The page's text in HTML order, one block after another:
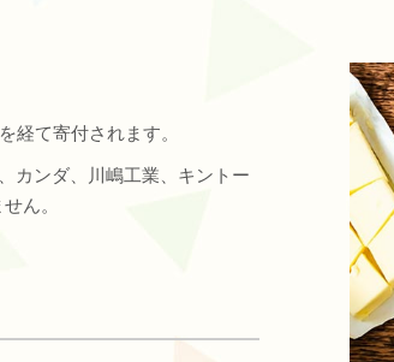
経て寄付されます。
カンダ、川嶋工業、キントー
ん。